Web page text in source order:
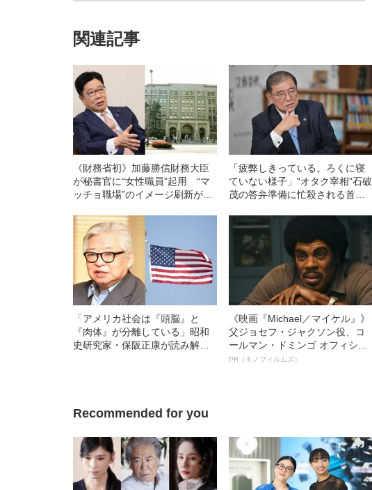
関連記事
《財務省初》加藤勝信財務大臣
が秘書官に“女性職員”起用 “マ
ッチョ職場”のイメージ刷新が進
「疲弊しきっている。ろくに寝
ていない様子」“オタク宰相”石破
茂の答弁準備に忙殺される首相
「アメリカ社会は『頭脳』と
『肉体』が分離している」昭和
史研究家・保阪正康が読み解
《映画『Michael／マイケル』》
父ジョセフ・ジャクソン役、コ
ールマン・ドミンゴ オフィシャ
ルインタビュー“観客を魅了した
PR（キノフィルムズ）
Recommended for you